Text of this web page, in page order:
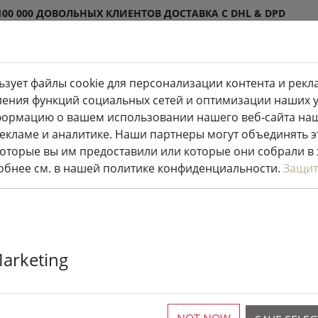
000 ДОВОЛЬНЫХ КЛИЕНТОВ ДОСТАВКА С DHL & DPD
свечи внутри и
Кухня и
еда
огни
Sirius Tech-
196 LED
открытый
файлы cookie для персонализации контента и
функций социальных сетей и оптимизации наших
о вашем использовании нашего веб-сайта
и аналитике. Наши партнеры могут объединять
вы им предоставили или которые они собрали в
см. в нашей политике конфиденциальности.